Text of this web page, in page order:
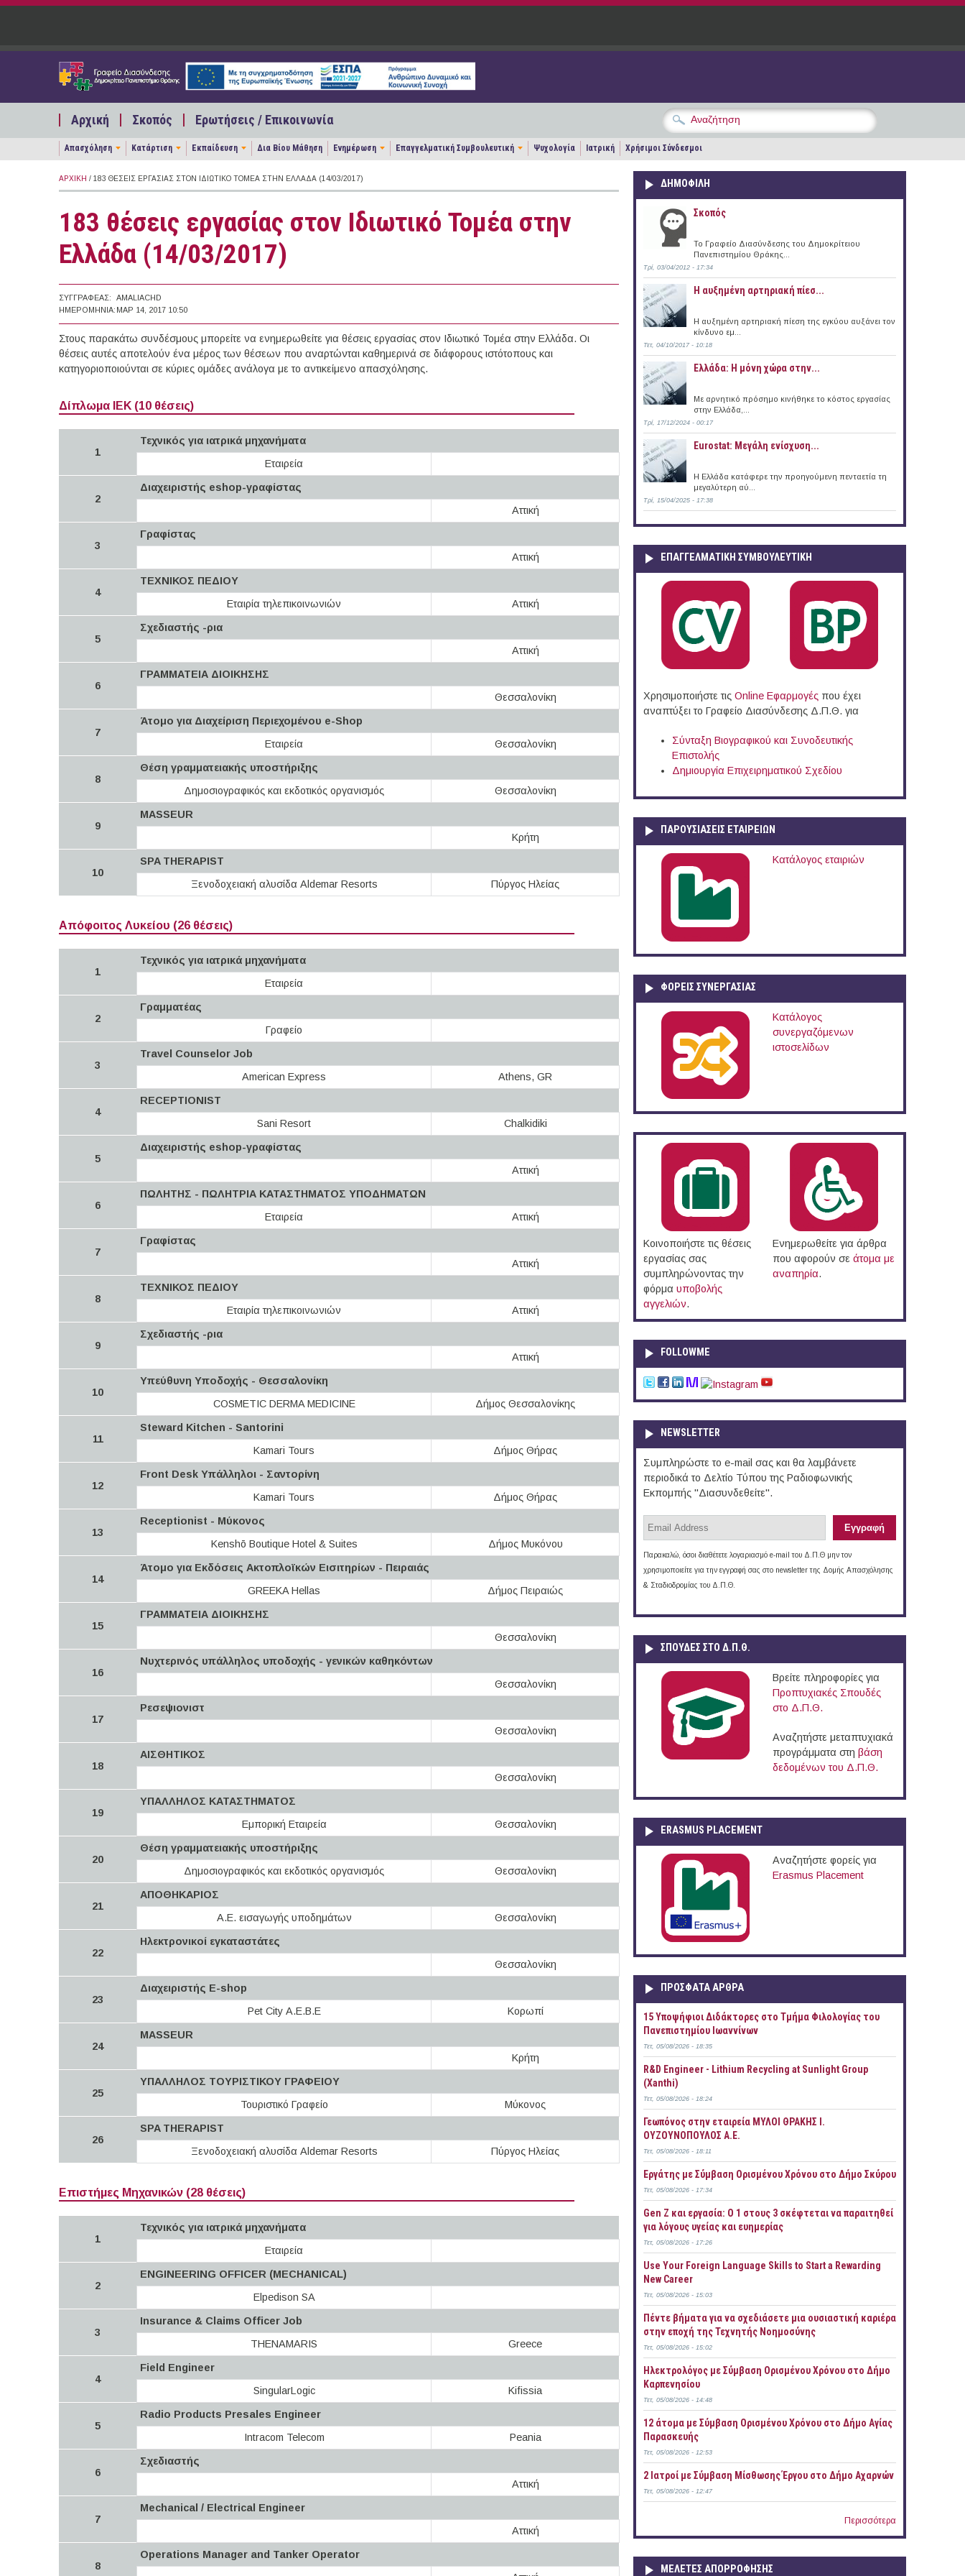
Παράκαμψη προς το κυρίως περιεχόμενο
Αρχική Σκοπός Ερωτήσεις / Επικοινωνία
Απασχόληση Κατάρτιση Εκπαίδευση Δια Βίου Μάθηση Ενημέρωση Επαγγελματική Συμβουλευτική Ψυχολογία Ιατρική Χρήσιμοι Σύνδεσμοι
ΑΡΧΙΚΉ / 183 ΘΈΣΕΙΣ ΕΡΓΑΣΊΑΣ ΣΤΟΝ ΙΔΙΩΤΙΚΌ ΤΟΜΈΑ ΣΤΗΝ ΕΛΛΆΔΑ (14/03/2017)
183 θέσεις εργασίας στον Ιδιωτικό Τομέα στην
Ελλάδα (14/03/2017)
ΣΥΓΓΡΑΦΈΑΣ:
AMALIACHD
ΗΜΕΡΟΜΗΝΊΑ: ΜΑΡ 14, 2017 10:50
Στους παρακάτω συνδέσμους μπορείτε να ενημερωθείτε για θέσεις εργασίας στον Ιδιωτικό Τομέα στην Ελλάδα. Οι
θέσεις αυτές αποτελούν ένα μέρος των θέσεων που αναρτώνται καθημερινά σε διάφορους ιστότοπους και
κατηγοριοποιούνται σε κύριες ομάδες ανάλογα με το αντικείμενο απασχόλησης.
Δίπλωμα ΙΕΚ (10 θέσεις)
1
Τεχνικός για ιατρικά μηχανήματα
Εταιρεία
2
Διαχειριστής eshop-γραφίστας
Αττική
3
Γραφίστας
Αττική
4
ΤΕΧΝΙΚΟΣ ΠΕΔΙΟΥ
Εταιρία τηλεπικοινωνιών
Αττική
5
Σχεδιαστής -ρια
Αττική
6
ΓΡΑΜΜΑΤΕΙΑ ΔΙΟΙΚΗΣΗΣ
Θεσσαλονίκη
7
Άτομο για Διαχείριση Περιεχομένου e-Shop
Εταιρεία
Θεσσαλονίκη
8
Θέση γραμματειακής υποστήριξης
Δημοσιογραφικός και εκδοτικός οργανισμός
Θεσσαλονίκη
9
MASSEUR
Κρήτη
10
SPA THERAPIST
Ξενοδοχειακή αλυσίδα Aldemar Resorts
Πύργος Ηλείας
Απόφοιτος Λυκείου (26 θέσεις)
1
Τεχνικός για ιατρικά μηχανήματα
Εταιρεία
2
Γραμματέας
Γραφείο
3
Travel Counselor Job
American Express
Athens, GR
4
RECEPTIONIST
Sani Resort
Chalkidiki
5
Διαχειριστής eshop-γραφίστας
Αττική
6
ΠΩΛΗΤΗΣ - ΠΩΛΗΤΡΙΑ ΚΑΤΑΣΤΗΜΑΤΟΣ ΥΠΟΔΗΜΑΤΩΝ
Εταιρεία
Αττική
7
Γραφίστας
Αττική
8
ΤΕΧΝΙΚΟΣ ΠΕΔΙΟΥ
Εταιρία τηλεπικοινωνιών
Αττική
9
Σχεδιαστής -ρια
Αττική
10
Υπεύθυνη Υποδοχής - Θεσσαλονίκη
COSMETIC DERMA MEDICINE
Δήμος Θεσσαλονίκης
11
Steward Kitchen - Santorini
Kamari Tours
Δήμος Θήρας
12
Front Desk Υπάλληλοι - Σαντορίνη
Kamari Tours
Δήμος Θήρας
13
Receptionist - Μύκονος
Kenshō Boutique Hotel & Suites
Δήμος Μυκόνου
14
Άτομο για Εκδόσεις Ακτοπλοϊκών Εισιτηρίων - Πειραιάς
GREEKA Hellas
Δήμος Πειραιώς
15
ΓΡΑΜΜΑΤΕΙΑ ΔΙΟΙΚΗΣΗΣ
Θεσσαλονίκη
16
Nυχτερινός υπάλληλος υποδοχής - γενικών καθηκόντων
Θεσσαλονίκη
17
Ρεσεψιονιστ
Θεσσαλονίκη
18
ΑΙΣΘΗΤΙΚΟΣ
Θεσσαλονίκη
19
ΥΠΑΛΛΗΛΟΣ ΚΑΤΑΣΤΗΜΑΤΟΣ
Εμπορική Εταιρεία
Θεσσαλονίκη
20
Θέση γραμματειακής υποστήριξης
Δημοσιογραφικός και εκδοτικός οργανισμός
Θεσσαλονίκη
21
ΑΠΟΘΗΚΑΡΙΟΣ
Α.Ε. εισαγωγής υποδημάτων
Θεσσαλονίκη
22
Ηλεκτρονικοί εγκαταστάτες
Θεσσαλονίκη
23
Διαχειριστής E-shop
Pet City Α.Ε.Β.Ε
Κορωπί
24
MASSEUR
Κρήτη
25
ΥΠΑΛΛΗΛΟΣ ΤΟΥΡΙΣΤΙΚΟΥ ΓΡΑΦΕΙΟΥ
Τουριστικό Γραφείο
Μύκονος
26
SPA THERAPIST
Ξενοδοχειακή αλυσίδα Aldemar Resorts
Πύργος Ηλείας
Επιστήμες Μηχανικών (28 θέσεις)
1
Τεχνικός για ιατρικά μηχανήματα
Εταιρεία
2
ENGINEERING OFFICER (MECHANICAL)
Elpedison SA
3
Insurance & Claims Officer Job
THENAMARIS
Greece
4
Field Engineer
SingularLogic
Kifissia
5
Radio Products Presales Engineer
Intracom Telecom
Peania
6
Σχεδιαστής
Αττική
7
Mechanical / Electrical Engineer
Αττική
8
Operations Manager and Tanker Operator
ΔΗΜΟΦΙΛΗ
Σκοπός
Το Γραφείο Διασύνδεσης του Δημοκρίτειου
Πανεπιστημίου Θράκης...
Τρί, 03/04/2012 - 17:34
Η αυξημένη αρτηριακή πίεσ...
Η αυξημένη αρτηριακή πίεση της εγκύου αυξάνει τον
κίνδυνο εμ...
Τετ, 04/10/2017 - 10:18
Ελλάδα: Η μόνη χώρα στην...
Με αρνητικό πρόσημο κινήθηκε το κόστος εργασίας
στην Ελλάδα,...
Τρί, 17/12/2024 - 00:17
Eurostat: Μεγάλη ενίσχυση...
H Ελλάδα κατάφερε την προηγούμενη πενταετία τη
μεγαλύτερη αύ...
Τρί, 15/04/2025 - 17:38
ΕΠΑΓΓΕΛΜΑΤΙΚΉ ΣΥΜΒΟΥΛΕΥΤΙΚΉ
Χρησιμοποιήστε τις Online Eφαρμογές που έχει
αναπτύξει το Γραφείο Διασύνδεσης Δ.Π.Θ. για
Σύνταξη Βιογραφικού και Συνοδευτικής
Επιστολής
Δημιουργία Επιχειρηματικού Σχεδίου
ΠΑΡΟΥΣΙΆΣΕΙΣ ΕΤΑΙΡΕΙΏΝ
Κατάλογος εταιριών
ΦΟΡΕΙΣ ΣΥΝΕΡΓΑΣΙΑΣ
Κατάλογος
συνεργαζόμενων
ιστοσελίδων
Κοινοποιήστε τις θέσεις
εργασίας σας
συμπληρώνοντας την
φόρμα υποβολής
αγγελιών.
Ενημερωθείτε για άρθρα
που αφορούν σε άτομα με
αναπηρία.
FOLLOWME
NEWSLETTER
Συμπληρώστε το e-mail σας και θα λαμβάνετε
περιοδικά το Δελτίο Τύπου της Ραδιοφωνικής
Εκπομπής "Διασυνδεθείτε".
Παρακαλώ, όσοι διαθέτετε λογαριασμό e-mail του Δ.Π.Θ μην τον
χρησιμοποιείτε για την εγγραφή σας στο newsletter της Δομής Απασχόλησης
& Σταδιοδρομίας του Δ.Π.Θ.
ΣΠΟΥΔΈΣ ΣΤΟ Δ.Π.Θ.
Βρείτε πληροφορίες για
Προπτυχιακές Σπουδές
στο Δ.Π.Θ.
Αναζητήστε μεταπτυχιακά
προγράμματα στη βάση
δεδομένων του Δ.Π.Θ.
ERASMUS PLACEMENT
Αναζητήστε φορείς για
Erasmus Placement
ΠΡOΣΦΑΤΑ AΡΘΡΑ
15 Υποψήφιοι Διδάκτορες στο Τμήμα Φιλολογίας του
Πανεπιστημίου Ιωαννίνων
Τετ, 05/08/2026 - 18:35
R&D Engineer - Lithium Recycling at Sunlight Group
(Xanthi)
Τετ, 05/08/2026 - 18:24
Γεωπόνος στην εταιρεία ΜΥΛΟΙ ΘΡΑΚΗΣ Ι.
ΟΥΖΟΥΝΟΠΟΥΛΟΣ Α.Ε.
Τετ, 05/08/2026 - 18:11
Εργάτης με Σύμβαση Ορισμένου Χρόνου στο Δήμο Σκύρου
Τετ, 05/08/2026 - 17:34
Gen Z και εργασία: Ο 1 στους 3 σκέφτεται να παραιτηθεί
για λόγους υγείας και ευημερίας
Τετ, 05/08/2026 - 17:26
Use Your Foreign Language Skills to Start a Rewarding
New Career
Τετ, 05/08/2026 - 15:03
Πέντε βήματα για να σχεδιάσετε μια ουσιαστική καριέρα
στην εποχή της Τεχνητής Νοημοσύνης
Τετ, 05/08/2026 - 15:02
Ηλεκτρολόγος με Σύμβαση Ορισμένου Χρόνου στο Δήμο
Καρπενησίου
Τετ, 05/08/2026 - 14:48
12 άτομα με Σύμβαση Ορισμένου Χρόνου στο Δήμο Αγίας
Παρασκευής
Τετ, 05/08/2026 - 12:53
2 Ιατροί με Σύμβαση Μίσθωσης Έργου στο Δήμο Αχαρνών
Τετ, 05/08/2026 - 12:47
Περισσότερα
ΜΕΛΕΤΕΣ ΑΠΟΡΡΟΦΗΣΗΣ